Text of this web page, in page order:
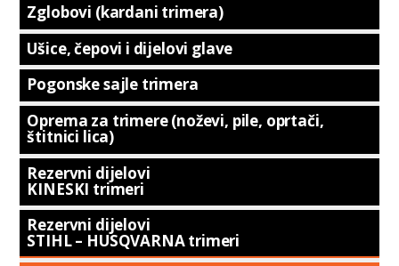
Zglobovi (kardani trimera)
Ušice, čepovi i dijelovi glave
Pogonske sajle trimera
Oprema za trimere (noževi, pile, oprtači,
štitnici lica)
Rezervni dijelovi
KINESKI trimeri
Rezervni dijelovi
STIHL – HUSQVARNA trimeri